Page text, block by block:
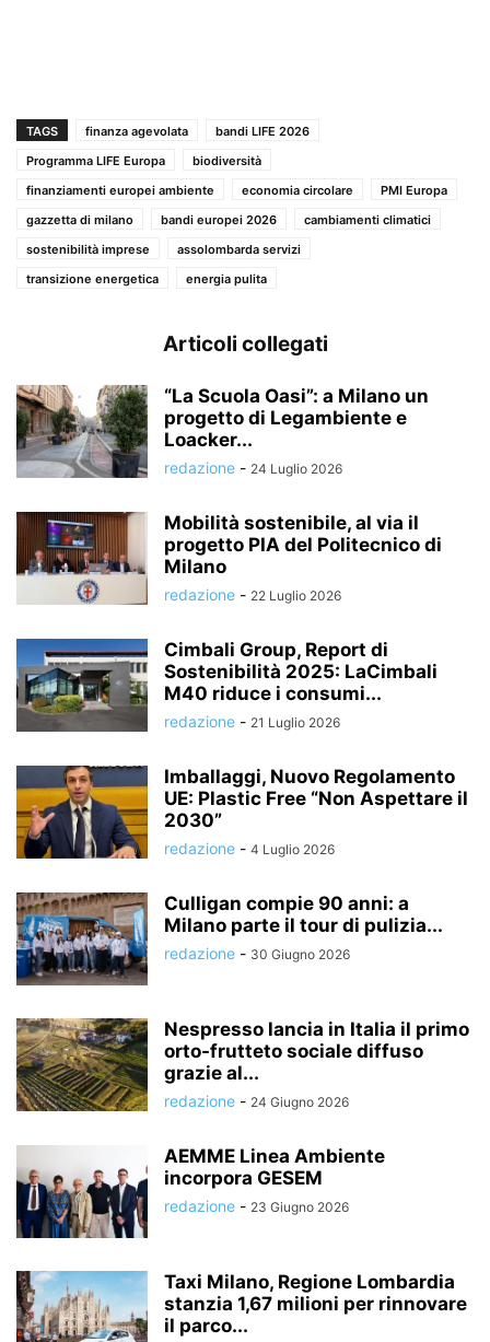
TAGS finanza agevolata
bandi LIFE 2026
Programma LIFE Europa
biodiversità
finanziamenti europei ambiente
economia circolare
PMI Europa
gazzetta di milano
bandi europei 2026
cambiamenti climatici
sostenibilità imprese
assolombarda servizi
transizione energetica
energia pulita
Articoli collegati
“La Scuola Oasi”: a Milano un
progetto di Legambiente e
Loacker...
redazione - 24 Luglio 2026
Mobilità sostenibile, al via il
progetto PIA del Politecnico di
Milano
redazione - 22 Luglio 2026
Cimbali Group, Report di
Sostenibilità 2025: LaCimbali
M40 riduce i consumi...
redazione - 21 Luglio 2026
Imballaggi, Nuovo Regolamento
UE: Plastic Free “Non Aspettare il
2030”
redazione - 4 Luglio 2026
Culligan compie 90 anni: a
Milano parte il tour di pulizia...
redazione - 30 Giugno 2026
Nespresso lancia in Italia il primo
orto-frutteto sociale diffuso
grazie al...
redazione - 24 Giugno 2026
AEMME Linea Ambiente
incorpora GESEM
redazione - 23 Giugno 2026
Taxi Milano, Regione Lombardia
stanzia 1,67 milioni per rinnovare
il parco...